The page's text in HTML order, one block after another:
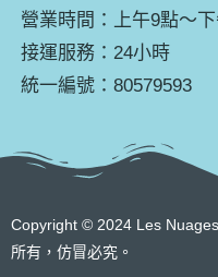
營業時間：上午9點～
接運服務：24小時
統一編號：80579593
Copyright © 2024 Les
所有，仿冒必究。